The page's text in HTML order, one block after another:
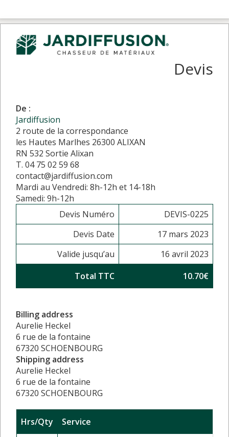
Devis
De :
Jardiffusion
2 route de la correspondance
les Hautes Marlhes 26300 ALIXAN
RN 532 Sortie Alixan
T. 04 75 02 59 68
contact@jardiffusion.com
Mardi au Vendredi: 8h-12h et 14-18h
Samedi: 9h-12h
Devis Numéro
DEVIS-0225
Devis Date
17 mars 2023
Valide jusqu’au
16 avril 2023
Total TTC
10.70€
Billing address
Aurelie Heckel
6 rue de la fontaine
67320 SCHOENBOURG
Shipping address
Aurelie Heckel
6 rue de la fontaine
67320 SCHOENBOURG
Hrs/Qty
Service